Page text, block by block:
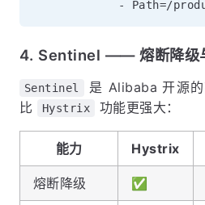
-
Path=/
4. Sentinel —— 熔断降级
Sentinel
是 Alibaba 开源的
比
Hystrix 功能更强大：
能力 Hystrix
熔断降级 ✅